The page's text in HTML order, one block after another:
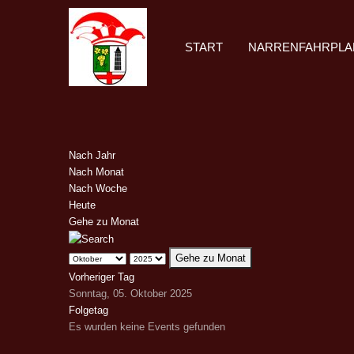
START
Nach Jahr
Nach Monat
Nach Woche
Heute
Gehe zu Monat
Gehe zu Monat
Vorheriger Tag
Sonntag, 05. Oktober 2025
Folgetag
Es wurden keine Events gefunden